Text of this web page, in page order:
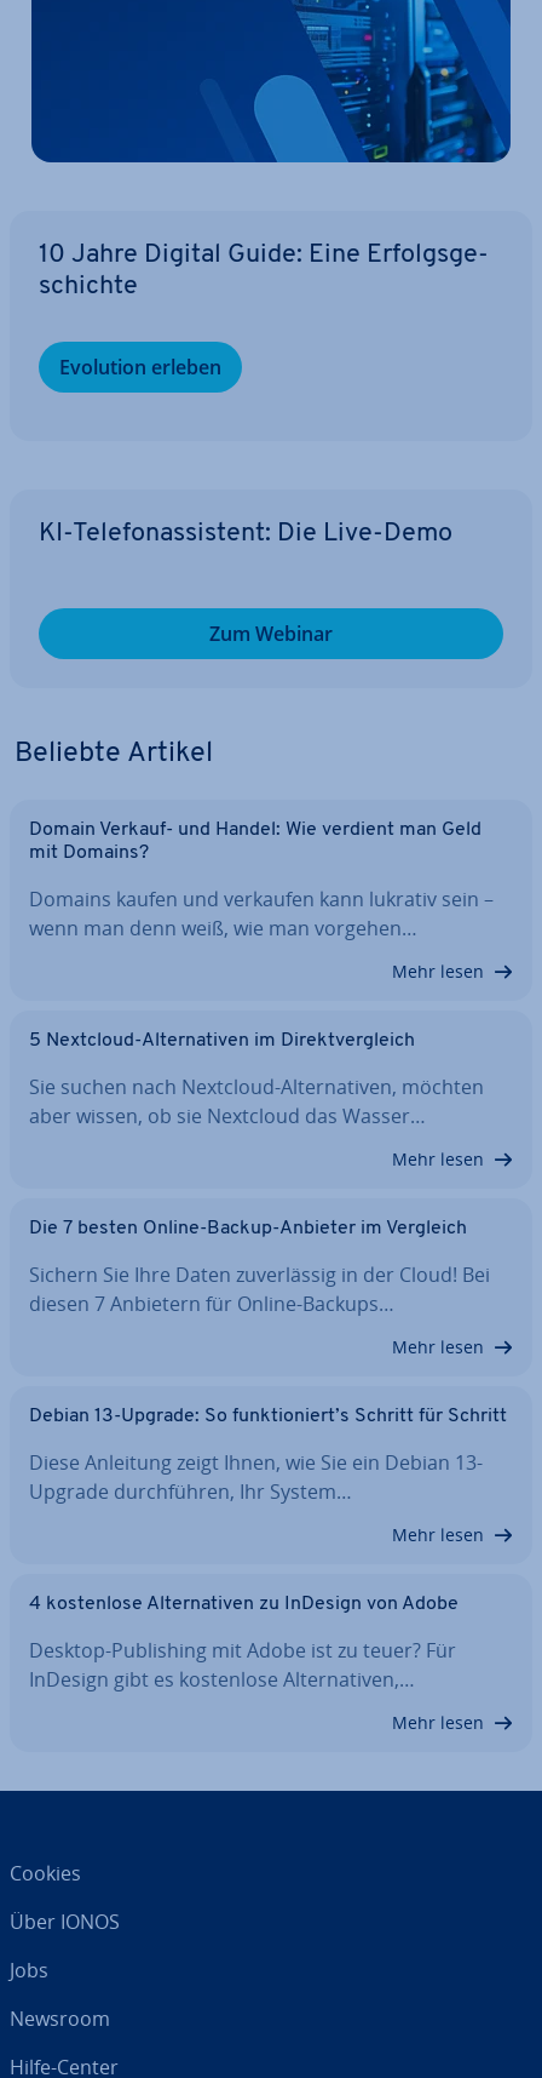
10 Jahre Digital Guide: Eine Er­folgs­ge­
schich­te
Evolution erleben
KI-Te­le­fon­as­sis­tent: Die Live-Demo
Zum Webinar
Beliebte Artikel
Domain Verkauf- und Handel: Wie verdient man Geld
mit Domains?
Domains kaufen und verkaufen kann lukrativ sein –
wenn man denn weiß, wie man vorgehen…
Mehr lesen
5 Nextcloud-Al­ter­na­ti­ven im Di­rekt­ver­gleich
Sie suchen nach Nextcloud-Al­ter­na­ti­ven, möchten
aber wissen, ob sie Nextcloud das Wasser…
Mehr lesen
Die 7 besten Online-Backup-Anbieter im Vergleich
Sichern Sie Ihre Daten zu­ver­läs­sig in der Cloud! Bei
diesen 7 Anbietern für Online-Backups…
Mehr lesen
Debian 13-Upgrade: So funk­tio­niert’s Schritt für Schritt
Diese Anleitung zeigt Ihnen, wie Sie ein Debian 13-
Upgrade durch­füh­ren, Ihr System…
Mehr lesen
4 kos­ten­lo­se Al­ter­na­ti­ven zu InDesign von Adobe
Desktop-Pu­bli­shing mit Adobe ist zu teuer? Für
InDesign gibt es kos­ten­lo­se Al­ter­na­ti­ven,…
Mehr lesen
Cookies
Über IONOS
Jobs
Newsroom
Hilfe-Center